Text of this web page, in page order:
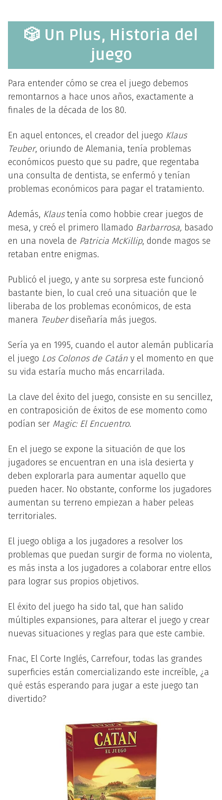
🎲 Un Plus, Historia del
juego
Para entender cómo se crea el juego debemos
remontarnos a hace unos años, exactamente a
finales de la década de los 80.
En aquel entonces, el creador del juego Klaus
Teuber, oriundo de Alemania, tenía problemas
económicos puesto que su padre, que regentaba
una consulta de dentista, se enfermó y tenían
problemas económicos para pagar el tratamiento.
Además, Klaustenía como hobbie crear juegos de
mesa, y creó el primero llamado Barbarrosa, basado
en una novela de Patricia McKillip, donde magos se
retaban entre enigmas.
Publicó el juego, y ante su sorpresa este funcionó
bastante bien, lo cual creó una situación que le
liberaba de los problemas económicos, de esta
manera Teuberdiseñaría más juegos.
Sería ya en 1995, cuando el autor alemán publicaría
el juego Los Colonos de Catán y el momento en que
su vida estaría mucho más encarrilada.
La clave del éxito del juego, consiste en su sencillez,
en contraposición de éxitos de ese momento como
podían ser Magic: El Encuentro.
En el juego se expone la situación de que los
jugadores se encuentran en una isla desierta y
deben explorarla para aumentar aquello que
pueden hacer. No obstante, conforme los jugadores
aumentan su terreno empiezan a haber peleas
territoriales.
El juego obliga a los jugadores a resolver los
problemas que puedan surgir de forma no violenta,
es más insta a los jugadores a colaborar entre ellos
para lograr sus propios objetivos.
El éxito del juego ha sido tal, que han salido
múltiples expansiones, para alterar el juego y crear
nuevas situaciones y reglas para que este cambie.
Fnac, El Corte Inglés, Carrefour, todas las grandes
superficies están comercializando este increíble, ¿a
qué estás esperando para jugar a este juego tan
divertido?